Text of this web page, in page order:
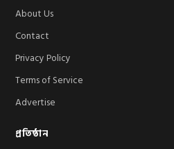
About Us
Contact
Privacy Policy
Terms of Service
Advertise
প্রতিষ্ঠান